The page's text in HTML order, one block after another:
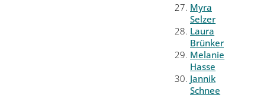
Myra
Selzer
Laura
Brünker
Melanie
Hasse
Jannik
Schnee